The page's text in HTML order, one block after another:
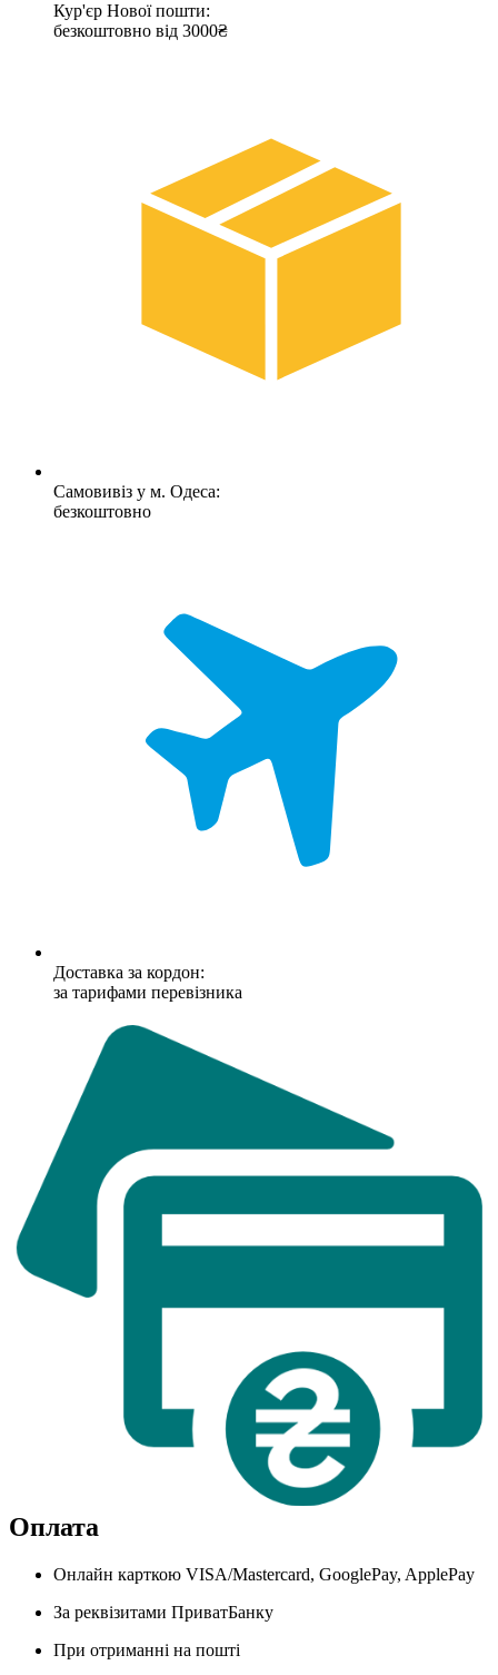
Кур'єр Нової пошти:
безкоштовно від 3000₴
Самовивіз у м. Одеса:
безкоштовно
Доставка за кордон:
за тарифами перевізника
Оплата
Онлайн карткою VISA/Mastercard, GooglePay, ApplePay
За реквізитами ПриватБанку
При отриманні на пошті